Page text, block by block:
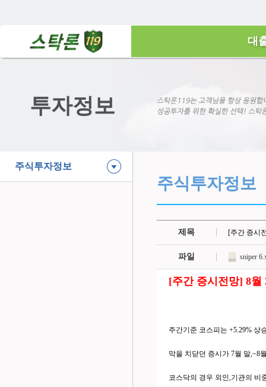
대
투자정보
주식투자정보
주식투자정보
제목 [주간 증시
파일 sniper
[주간 증시전망] 8월
주간기준 코스피는 +5.29% 상
막을 치닫던 증시가 7월 말,~8
코스닥의 경우 외인,기관의 비